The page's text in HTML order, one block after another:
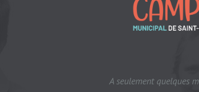
A seulement quelques